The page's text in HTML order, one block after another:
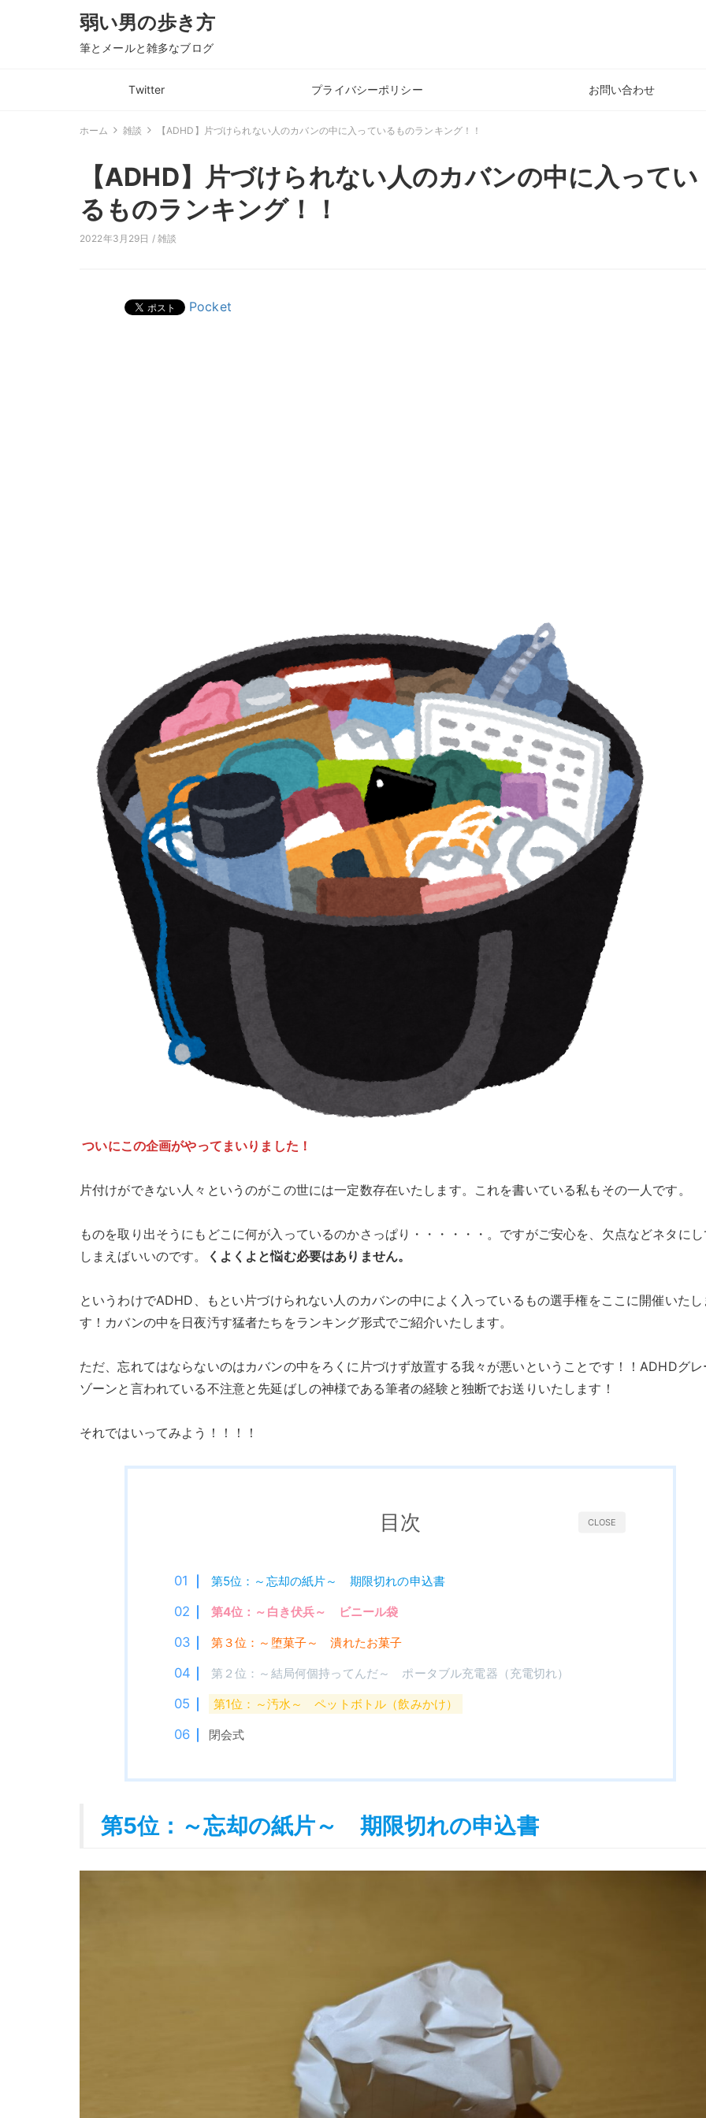
弱い男の歩き方
筆とメールと雑多なブログ
Twitter プライバシーポリシー お問い合わせ
ホーム 雑談 【ADHD】片づけられない人のカバンの中に入っているものランキング！！
【ADHD】片づけられない人のカバンの中に入ってい
るものランキング！！
2022年3月29日 /雑談
Pocket
ついにこの企画がやってまいりました！
片付けができない人々というのがこの世には一定数存在いたします。これを書いている私もその一人です。
ものを取り出そうにもどこに何が入っているのかさっぱり・・・・・・。ですがご安心を、欠点などネタにし
しまえばいいのです。
くよくよと悩む必要はありません。
というわけでADHD、もとい片づけられない人のカバンの中によく入っているもの選手権をここに開催いたし
す！カバンの中を日夜汚す猛者たちをランキング形式でご紹介いたします。
ただ、忘れてはならないのはカバンの中をろくに片づけず放置する我々が悪いということです！！ADHDグレ
ゾーンと言われている不注意と先延ばしの神様である筆者の経験と独断でお送りいたします！
それではいってみよう！！！！
CLOSE
目次
第5位：～忘却の紙片～ 期限切れの申込書
第4位：～白き伏兵～ ビニール袋
第３位：～堕菓子～ 潰れたお菓子
第２位：～結局何個持ってんだ～ ポータブル充電器（充電切れ）
第1位：～汚水～ ペットボトル（飲みかけ）
閉会式
第5位：～忘却の紙片～ 期限切れの申込書